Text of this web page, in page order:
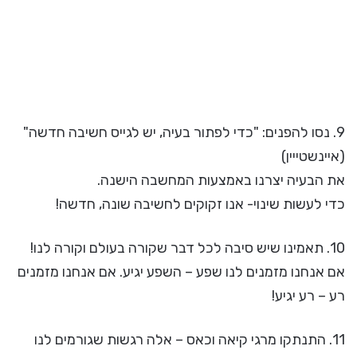
9. נסו להפנים: "כדי לפתור בעיה, יש לגייס חשיבה חדשה"
(איינשטייין)
את הבעיה יצרנו באמצעות המחשבה הישנה.
כדי לעשות שינוי- אנו זקוקים לחשיבה שונה, חדשה!
10. תאמינו שיש סיבה לכל דבר שקורה בעולם וקורה לנו!
אם אנחנו מזמנים לנו שפע – השפע יגיע. אם אנחנו מזמנים
רע – רע יגיע!
11. התנתקו מרגי קיאה וכאס – אלה רגשות שגורמים לנו